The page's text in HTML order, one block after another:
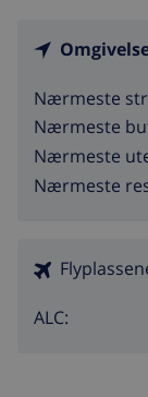
Nærmeste
Nærmeste
Nærmeste
Nærmeste
ALC: